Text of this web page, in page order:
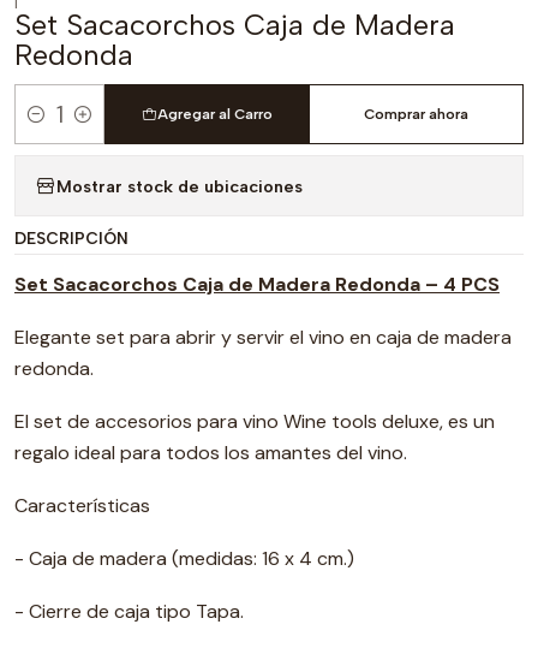
Set Sacacorchos Caja de Madera
Redonda
Cantidad
Agregar al Carro Comprar ahora
Mostrar stock de ubicaciones
DESCRIPCIÓN
Set Sacacorchos Caja de Madera Redonda – 4 PCS
Elegante set para abrir y servir el vino en caja de madera
redonda.
El set de accesorios para vino Wine tools deluxe, es un
regalo ideal para todos los amantes del vino.
Características
- Caja de madera (medidas: 16 x 4 cm.)
- Cierre de caja tipo Tapa.